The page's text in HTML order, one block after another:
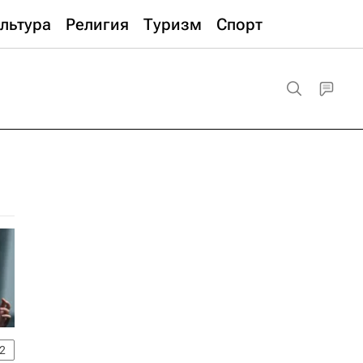
Религия Туризм Спорт
2